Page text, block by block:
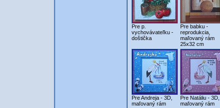
Pre p.
vychovávateľku -
doštička
Pre babku -
reprodukcia,
maľovaný rám
25x32 cm
Pre Andreja - 3D,
maľovaný rám
Pre Natáliu - 3D,
maľovaný rám